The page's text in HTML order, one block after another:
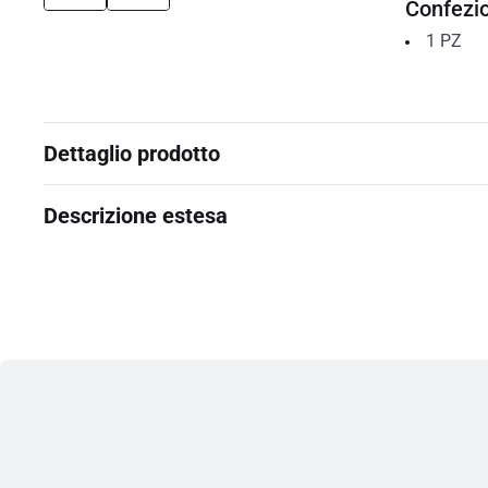
1 PZ
Dettaglio prodotto
Descrizione estesa